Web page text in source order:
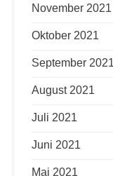
November 2021
Oktober 2021
September 2021
August 2021
Juli 2021
Juni 2021
Mai 2021